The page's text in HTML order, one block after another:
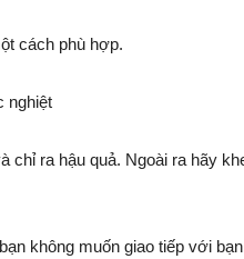
cách phù hợp.
nghiệt
chỉ ra hậu quả. Ngoài ra hãy
không muốn giao tiếp với